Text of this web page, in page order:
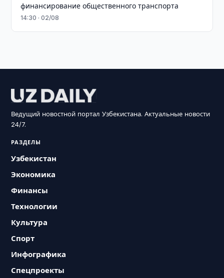
финансирование общественного транспорта
14:30 · 02/08
Ведущий новостной портал Узбекистана. Актуальные новости
24/7.
РАЗДЕЛЫ
Узбекистан
Экономика
Финансы
Технологии
Культура
Спорт
Инфографика
Спецпроекты